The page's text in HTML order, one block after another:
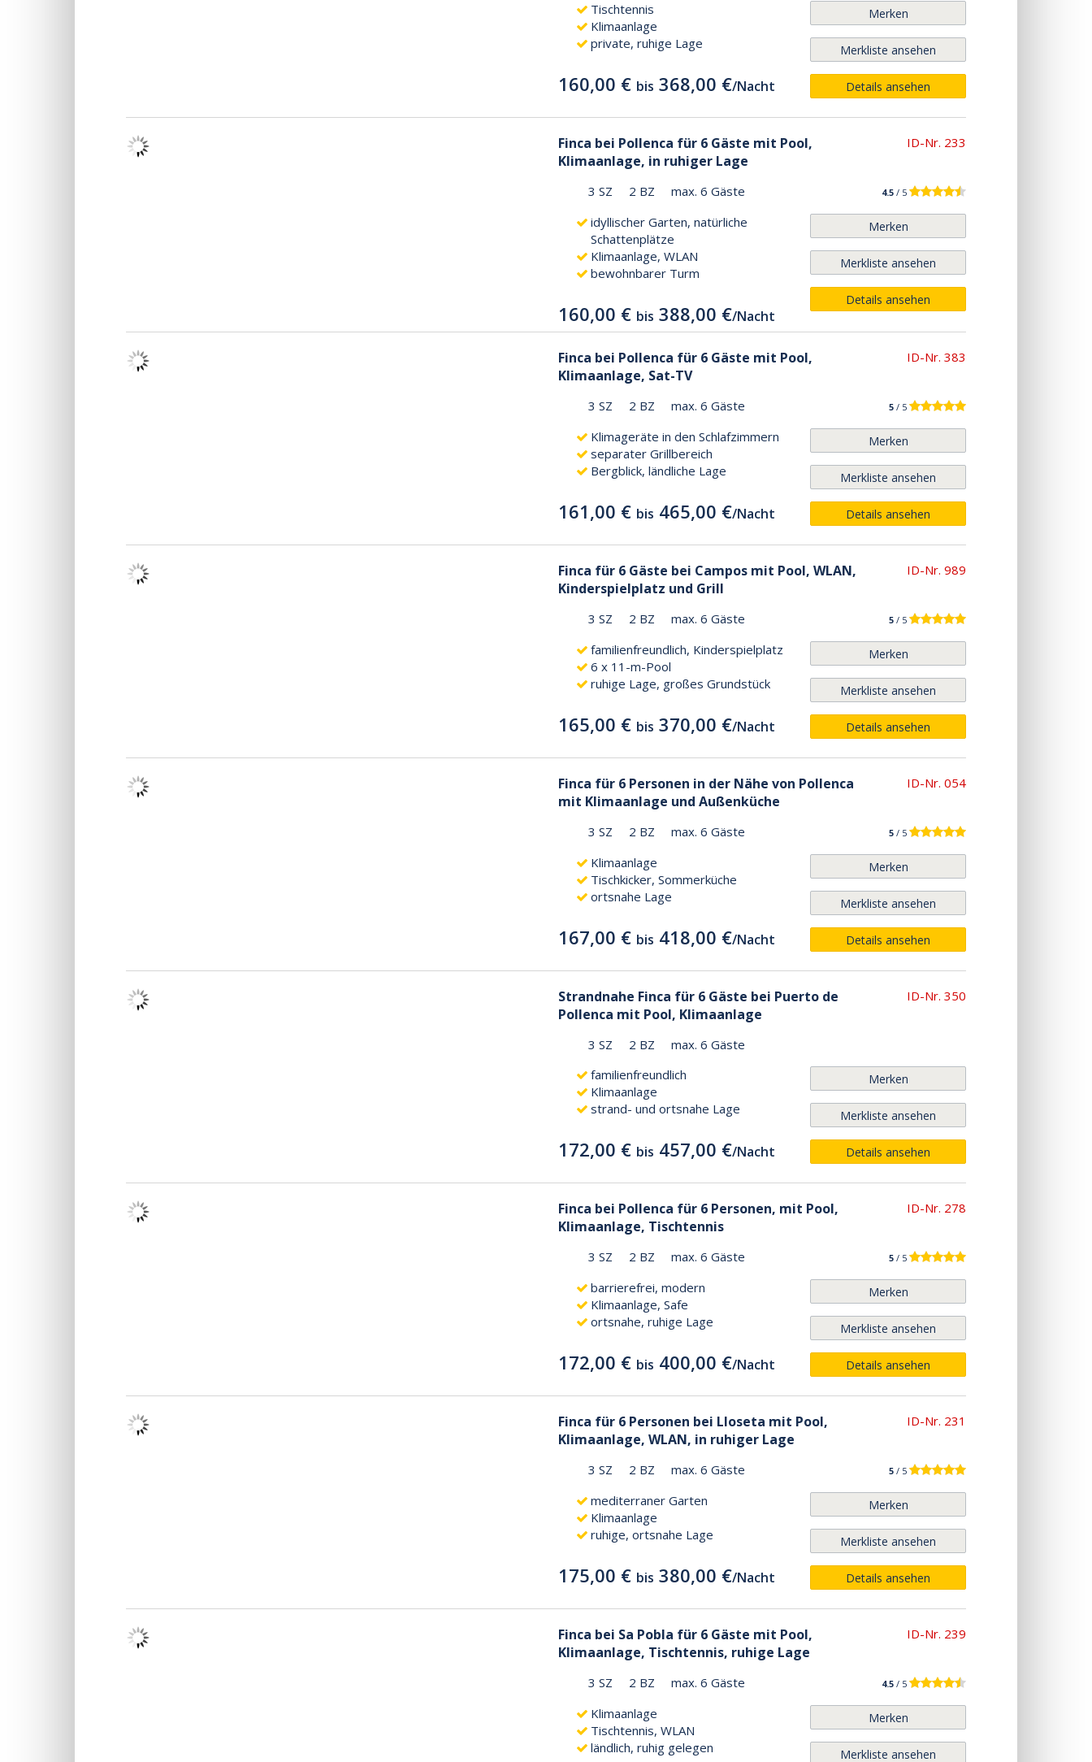
Tischtennis
Klimaanlage
private, ruhige Lage
160,00 € bis 368,00 €/Nacht
Merken
Merkliste ansehen
Details ansehen
Finca bei Pollenca für 6 Gäste mit Pool,
Klimaanlage, in ruhiger Lage
ID-Nr. 233
3 SZ 2 BZ max. 6 Gäste 4.5 / 5
idyllischer Garten, natürliche
Schattenplätze
Klimaanlage, WLAN
bewohnbarer Turm
160,00 € bis 388,00 €/Nacht
Merken
Merkliste ansehen
Details ansehen
Finca bei Pollenca für 6 Gäste mit Pool,
Klimaanlage, Sat-TV
ID-Nr. 383
3 SZ 2 BZ max. 6 Gäste 5 / 5
Klimageräte in den Schlafzimmern
separater Grillbereich
Bergblick, ländliche Lage
161,00 € bis 465,00 €/Nacht
Merken
Merkliste ansehen
Details ansehen
Finca für 6 Gäste bei Campos mit Pool, WLAN,
Kinderspielplatz und Grill
ID-Nr. 989
3 SZ 2 BZ max. 6 Gäste 5 / 5
familienfreundlich, Kinderspielplatz
6 x 11-m-Pool
ruhige Lage, großes Grundstück
165,00 € bis 370,00 €/Nacht
Merken
Merkliste ansehen
Details ansehen
Finca für 6 Personen in der Nähe von Pollenca
mit Klimaanlage und Außenküche
ID-Nr. 054
3 SZ 2 BZ max. 6 Gäste 5 / 5
Klimaanlage
Tischkicker, Sommerküche
ortsnahe Lage
167,00 € bis 418,00 €/Nacht
Merken
Merkliste ansehen
Details ansehen
Strandnahe Finca für 6 Gäste bei Puerto de
Pollenca mit Pool, Klimaanlage
ID-Nr. 350
3 SZ 2 BZ
max. 6 Gäste
familienfreundlich
Klimaanlage
strand- und ortsnahe Lage
172,00 € bis 457,00 €/Nacht
Merken
Merkliste ansehen
Details ansehen
Finca bei Pollenca für 6 Personen, mit Pool,
Klimaanlage, Tischtennis
ID-Nr. 278
3 SZ 2 BZ max. 6 Gäste 5 / 5
barrierefrei, modern
Klimaanlage, Safe
ortsnahe, ruhige Lage
172,00 € bis 400,00 €/Nacht
Merken
Merkliste ansehen
Details ansehen
Finca für 6 Personen bei Lloseta mit Pool,
Klimaanlage, WLAN, in ruhiger Lage
ID-Nr. 231
3 SZ 2 BZ max. 6 Gäste 5 / 5
mediterraner Garten
Klimaanlage
ruhige, ortsnahe Lage
175,00 € bis 380,00 €/Nacht
Merken
Merkliste ansehen
Details ansehen
Finca bei Sa Pobla für 6 Gäste mit Pool,
Klimaanlage, Tischtennis, ruhige Lage
ID-Nr. 239
3 SZ 2 BZ max. 6 Gäste 4.5 / 5
Klimaanlage
Tischtennis, WLAN
ländlich, ruhig gelegen
Merken
Merkliste ansehen